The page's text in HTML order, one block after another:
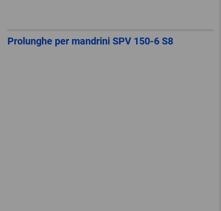
Prolunghe per mandrini SPV 150-6 S8